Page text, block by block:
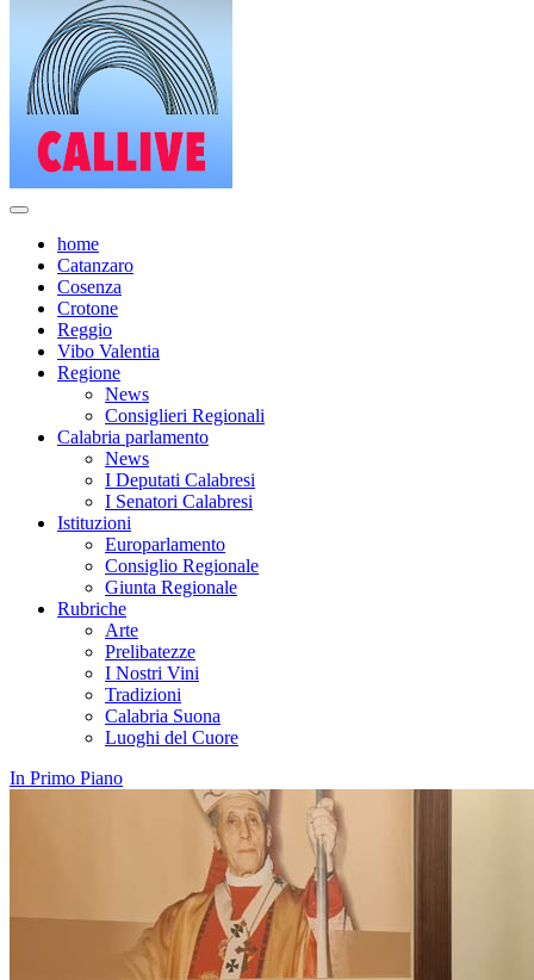
home
Catanzaro
Cosenza
Crotone
Reggio
Vibo Valentia
Regione
News
Consiglieri Regionali
Calabria parlamento
News
I Deputati Calabresi
I Senatori Calabresi
Istituzioni
Europarlamento
Consiglio Regionale
Giunta Regionale
Rubriche
Arte
Prelibatezze
I Nostri Vini
Tradizioni
Calabria Suona
Luoghi del Cuore
In Primo Piano